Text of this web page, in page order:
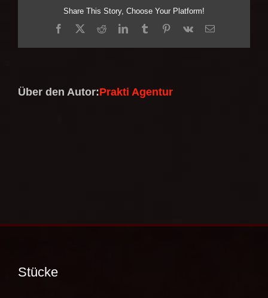
Share This Story, Choose Your Platform!
Facebook
X RedditLinkedInTumblrPinterest
Vk
E-
Über den Autor:Prakti Agentur
Stücke